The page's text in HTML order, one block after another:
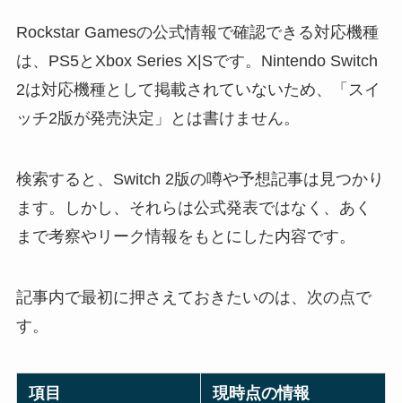
Rockstar Gamesの公式情報で確認できる対応機種
は、PS5とXbox Series X|Sです。Nintendo Switch
2は対応機種として掲載されていないため、「スイ
ッチ2版が発売決定」とは書けません。
検索すると、Switch 2版の噂や予想記事は見つかり
ます。しかし、それらは公式発表ではなく、あく
まで考察やリーク情報をもとにした内容です。
記事内で最初に押さえておきたいのは、次の点で
す。
項目 現時点の情報